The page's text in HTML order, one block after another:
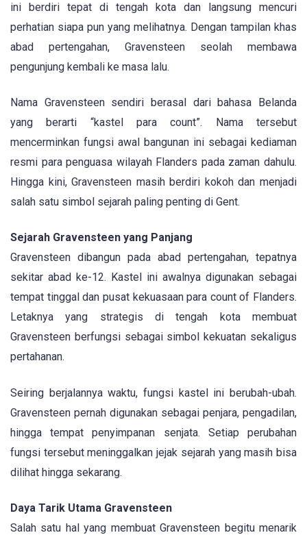
ini berdiri tepat di tengah kota dan langsung mencuri
perhatian siapa pun yang melihatnya. Dengan tampilan khas
abad pertengahan, Gravensteen seolah membawa
pengunjung kembali ke masa lalu.
Nama Gravensteen sendiri berasal dari bahasa Belanda
yang berarti “kastel para count”. Nama tersebut
mencerminkan fungsi awal bangunan ini sebagai kediaman
resmi para penguasa wilayah Flanders pada zaman dahulu.
Hingga kini, Gravensteen masih berdiri kokoh dan menjadi
salah satu simbol sejarah paling penting di Gent.
Sejarah Gravensteen yang Panjang
Gravensteen dibangun pada abad pertengahan, tepatnya
sekitar abad ke-12. Kastel ini awalnya digunakan sebagai
tempat tinggal dan pusat kekuasaan para count of Flanders.
Letaknya yang strategis di tengah kota membuat
Gravensteen berfungsi sebagai simbol kekuatan sekaligus
pertahanan.
Seiring berjalannya waktu, fungsi kastel ini berubah-ubah.
Gravensteen pernah digunakan sebagai penjara, pengadilan,
hingga tempat penyimpanan senjata. Setiap perubahan
fungsi tersebut meninggalkan jejak sejarah yang masih bisa
dilihat hingga sekarang.
Daya Tarik Utama Gravensteen
Salah satu hal yang membuat Gravensteen begitu menarik